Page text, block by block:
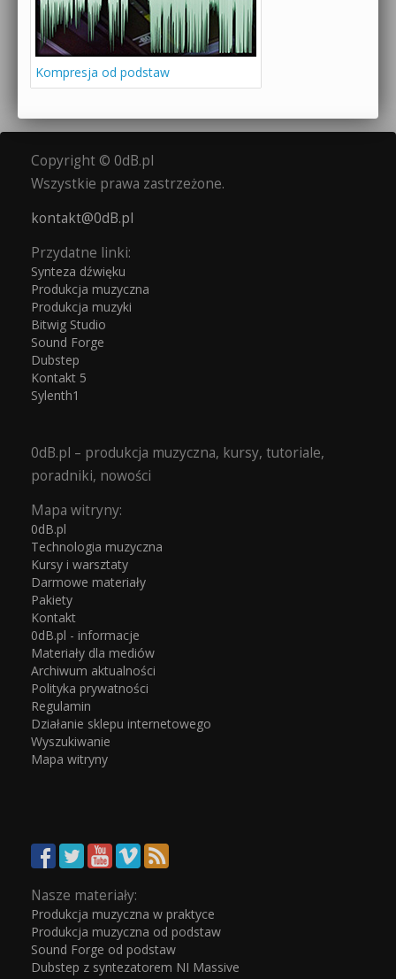
Kompresja od podstaw
Copyright © 0dB.pl
Wszystkie prawa zastrzeżone.
kontakt@0dB.pl
Przydatne linki:
Synteza dźwięku
Produkcja muzyczna
Produkcja muzyki
Bitwig Studio
Sound Forge
Dubstep
Kontakt 5
Sylenth1
0dB.pl – produkcja muzyczna, kursy, tutoriale,
poradniki, nowości
Mapa witryny:
0dB.pl
Technologia muzyczna
Kursy i warsztaty
Darmowe materiały
Pakiety
Kontakt
0dB.pl - informacje
Materiały dla mediów
Archiwum aktualności
Polityka prywatności
Regulamin
Działanie sklepu internetowego
Wyszukiwanie
Mapa witryny
Nasze materiały:
Produkcja muzyczna w praktyce
Produkcja muzyczna od podstaw
Sound Forge od podstaw
Dubstep z syntezatorem NI Massive